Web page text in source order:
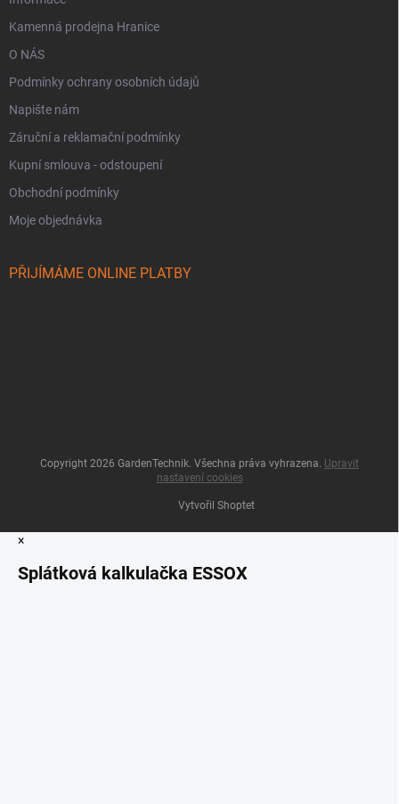
Kamenná prodejna Hranice
O NÁS
Podmínky ochrany osobních údajů
Napište nám
Záruční a reklamační podmínky
Kupní smlouva - odstoupení
Obchodní podmínky
Moje objednávka
PŘIJÍMÁME ONLINE PLATBY
Vytvořil Shoptet
Copyright 2026 GardenTechnik. Všechna práva vyhrazena. Upravit
nastavení cookies
×
Splátková kalkulačka ESSOX